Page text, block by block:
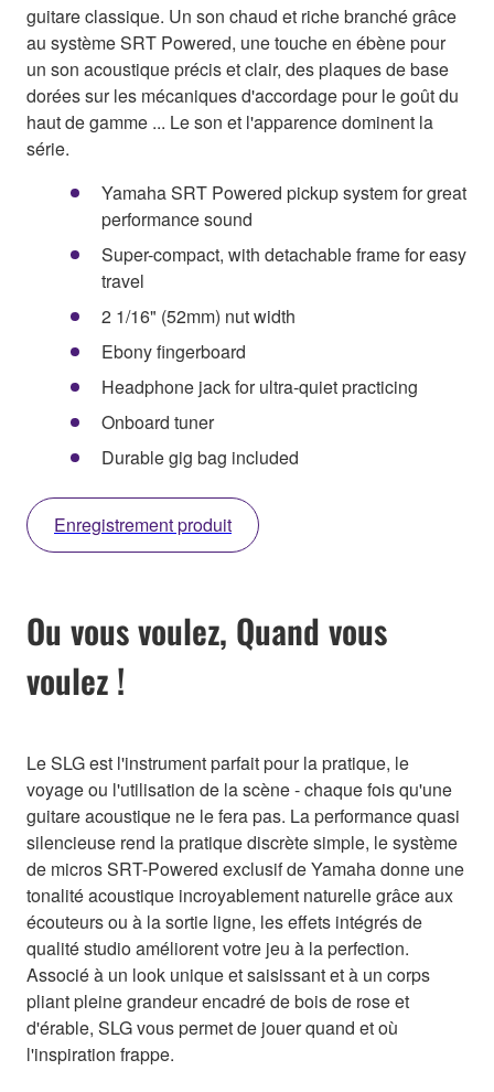
guitare classique. Un son chaud et riche branché grâce
au système SRT Powered, une touche en ébène pour
un son acoustique précis et clair, des plaques de base
dorées sur les mécaniques d'accordage pour le goût du
haut de gamme ... Le son et l'apparence dominent la
série.
Yamaha SRT Powered pickup system for great
performance sound
Super-compact, with detachable frame for easy
travel
2 1/16" (52mm) nut width
Ebony fingerboard
Headphone jack for ultra-quiet practicing
Onboard tuner
Durable gig bag included
Enregistrement produit
Ou vous voulez, Quand vous
voulez !
Le SLG est l'instrument parfait pour la pratique, le
voyage ou l'utilisation de la scène - chaque fois qu'une
guitare acoustique ne le fera pas. La performance quasi
silencieuse rend la pratique discrète simple, le système
de micros SRT-Powered exclusif de Yamaha donne une
tonalité acoustique incroyablement naturelle grâce aux
écouteurs ou à la sortie ligne, les effets intégrés de
qualité studio améliorent votre jeu à la perfection.
Associé à un look unique et saisissant et à un corps
pliant pleine grandeur encadré de bois de rose et
d'érable, SLG vous permet de jouer quand et où
l'inspiration frappe.